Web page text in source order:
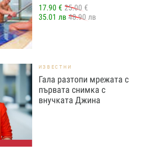
17.90 € 25.00 €
35.01 лв 48.90 лв
ИЗВЕСТНИ
Гала разтопи мрежата с
първата снимка с
внучката Джина